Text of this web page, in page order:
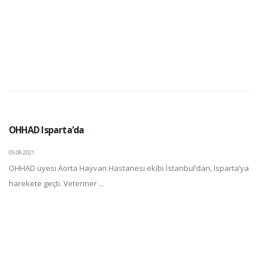
OHHAD Isparta’da
05.08.2021
OHHAD üyesi Aorta Hayvan Hastanesi ekibi İstanbul’dan, Isparta’ya
harekete geçti. Veteriner ...